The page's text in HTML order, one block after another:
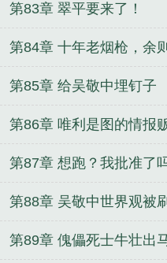
第83章 翠平要来了！
第84章 十年老烟枪，余
第85章 给吴敬中埋钉子
第86章 唯利是图的情报
第87章 想跑？我批准了
第88章 吴敬中世界观被
第89章 傀儡死士牛壮出